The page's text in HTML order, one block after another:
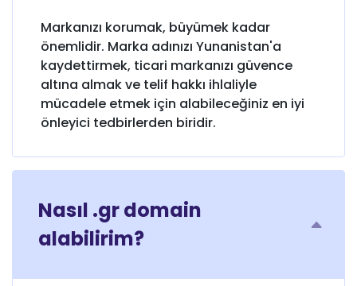
Markanızı korumak, büyümek kadar
önemlidir. Marka adınızı Yunanistan'a
kaydettirmek, ticari markanızı güvence
altına almak ve telif hakkı ihlaliyle
mücadele etmek için alabileceğiniz en iyi
önleyici tedbirlerden biridir.
Nasıl .gr domain
alabilirim?